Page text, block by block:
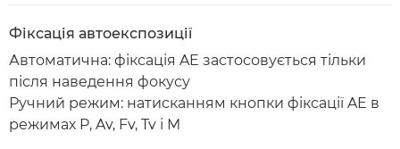
Фіксація автоекспозиції
Автоматична: фіксація AE застосовується тільки
після наведення фокусу
Ручний режим: натисканням кнопки фіксації AE в
режимах P, Av, Fv, Tv і M